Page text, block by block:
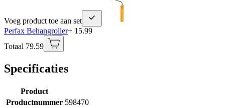
Voeg product toe aan set
Perfax Behangroller+ 15.99
Totaal 79.59
Specificaties
Product
Productnummer 598470